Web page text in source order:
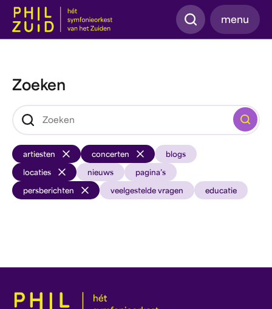
Zoeken
menu
Zoeken
Zoeken
artiesten concerten blogs
locaties nieuws pagina’s
persberichten veelgestelde vragen educatie